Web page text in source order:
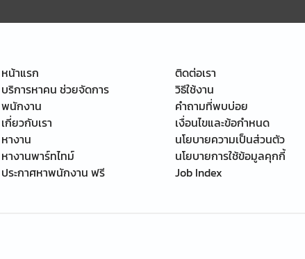
หน้าแรก
บริการหาคน ช่วยจัดการ
พนักงาน
เกี่ยวกับเรา
หางาน
หางานพาร์ทไทม์
ประกาศหาพนักงาน ฟรี
ติดต่อเรา
วิธีใช้งาน
คำถามที่พบบ่อย
เงื่อนไขและข้อกำหนด
นโยบายความเป็นส่วนตัว
นโยบายการใช้ข้อมูลคุกกี้
Job Index